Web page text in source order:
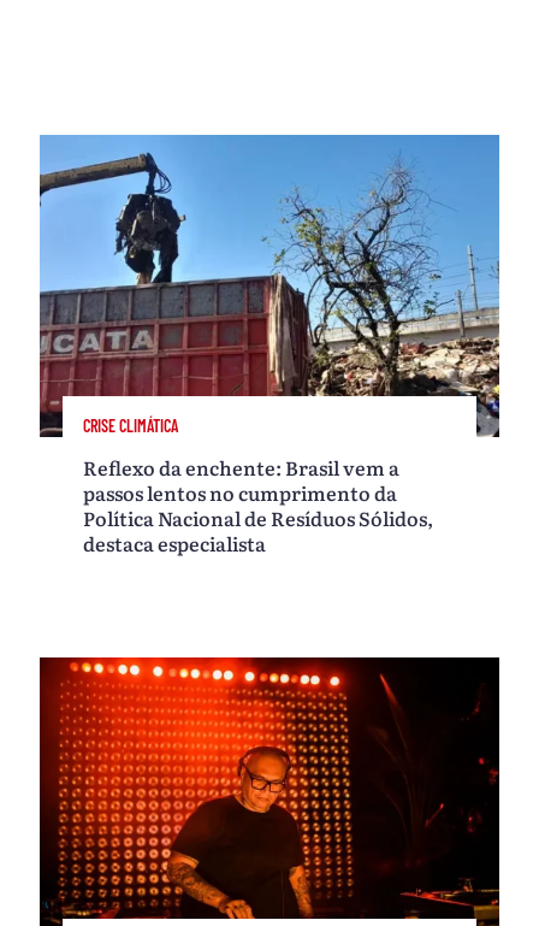
CRISE CLIMÁTICA
Reflexo da enchente: Brasil vem a
passos lentos no cumprimento da
Política Nacional de Resíduos Sólidos,
destaca especialista